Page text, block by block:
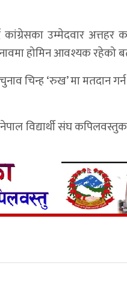
कांग्रेसका उम्मेदवार
होमिन आवश्यक रहेको
चिन्ह ‘रुख’ मा मतदान
विद्यार्थी संघ